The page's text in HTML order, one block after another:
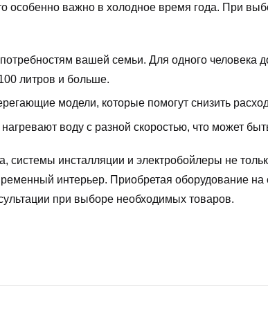
особенно важно в холодное время года. При
вашей семьи. Для одного человека
литров и больше.
модели, которые помогут снизить
воду с разной скоростью, что может
инсталляции и электробойлеры не
интерьер. Приобретая оборудование
при выборе необходимых товаров.